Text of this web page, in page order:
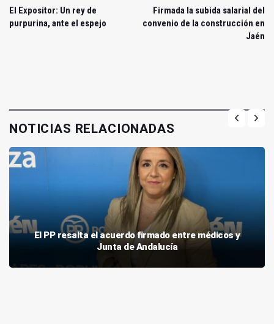
El Expositor: Un rey de
purpurina, ante el espejo
Firmada la subida salarial del
convenio de la construcción en
Jaén
NOTICIAS RELACIONADAS
El PP resalta el acuerdo firmado entre médicos y
Junta de Andalucía